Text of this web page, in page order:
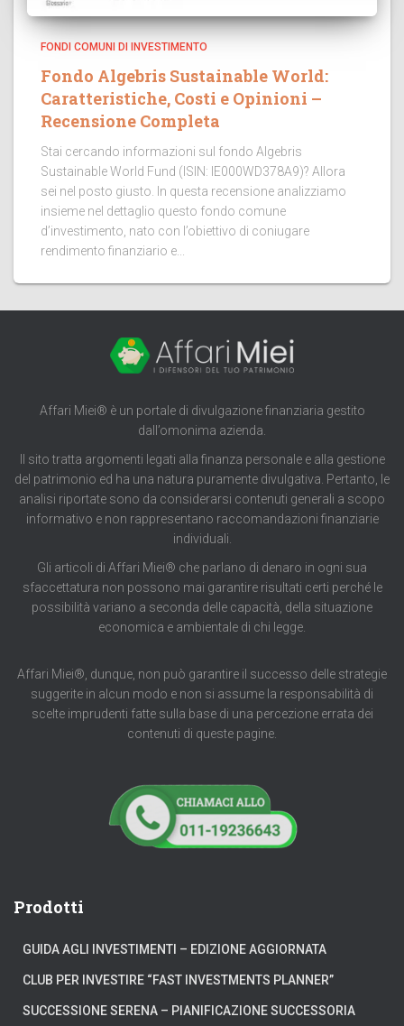
FONDI COMUNI DI INVESTIMENTO
Fondo Algebris Sustainable World:
Caratteristiche, Costi e Opinioni –
Recensione Completa
Stai cercando informazioni sul fondo Algebris
Sustainable World Fund (ISIN: IE000WD378A9)? Allora
sei nel posto giusto. In questa recensione analizziamo
insieme nel dettaglio questo fondo comune
d’investimento, nato con l’obiettivo di coniugare
rendimento finanziario e...
Affari Miei® è un portale di divulgazione finanziaria gestito
dall’omonima azienda.
Il sito tratta argomenti legati alla finanza personale e alla gestione
del patrimonio ed ha una natura puramente divulgativa. Pertanto, le
analisi riportate sono da considerarsi contenuti generali a scopo
informativo e non rappresentano raccomandazioni finanziarie
individuali.
Gli articoli di Affari Miei® che parlano di denaro in ogni sua
sfaccettatura non possono mai garantire risultati certi perché le
possibilità variano a seconda delle capacità, della situazione
economica e ambientale di chi legge.
Affari Miei®, dunque, non può garantire il successo delle strategie
suggerite in alcun modo e non si assume la responsabilità di
scelte imprudenti fatte sulla base di una percezione errata dei
contenuti di queste pagine.
Prodotti
GUIDA AGLI INVESTIMENTI – EDIZIONE AGGIORNATA
CLUB PER INVESTIRE “FAST INVESTMENTS PLANNER”
SUCCESSIONE SERENA – PIANIFICAZIONE SUCCESSORIA